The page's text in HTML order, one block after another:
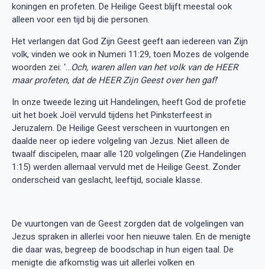
koningen en profeten. De Heilige Geest blijft meestal ook
alleen voor een tijd bij die personen.
Het verlangen dat God Zijn Geest geeft aan iedereen van Zijn
volk, vinden we ook in Numeri 11:29, toen Mozes de volgende
woorden zei: ‘…
Och, waren allen van het volk van de HEER
maar profeten, dat de HEER Zijn Geest over hen gaf!’
In onze tweede lezing uit Handelingen, heeft God de profetie
uit het boek Joël vervuld tijdens het Pinksterfeest in
Jeruzalem. De Heilige Geest verscheen in vuurtongen en
daalde neer op iedere volgeling van Jezus. Niet alleen de
twaalf discipelen, maar alle 120 volgelingen (Zie Handelingen
1:15) werden allemaal vervuld met de Heilige Geest. Zonder
onderscheid van geslacht, leeftijd, sociale klasse.
De vuurtongen van de Geest zorgden dat de volgelingen van
Jezus spraken in allerlei voor hen nieuwe talen. En de menigte
die daar was, begreep de boodschap in hun eigen taal. De
menigte die afkomstig was uit allerlei volken en